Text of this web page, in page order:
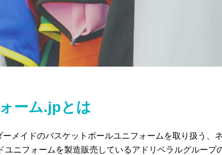
ーム.jpとは
メイドのバスケットボールユニフォームを取り扱う、
ニフォームを製造販売しているアドリベラルグルー